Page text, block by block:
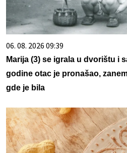
06. 08. 2026 09:39
Marija (3) se igrala u dvorištu i
godine otac je pronašao,
gde je bila